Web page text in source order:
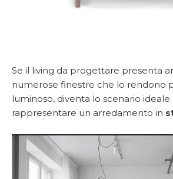
Se il living da progettare presenta
numerose finestre che lo rendono
luminoso, diventa lo scenario
rappresentare un arredamento in